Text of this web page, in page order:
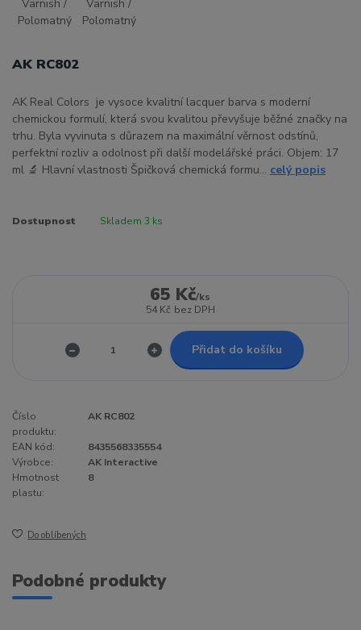
AK RC802
AK Real Colors je vysoce kvalitní lacquer barva s moderní
chemickou formulí, která svou kvalitou převyšuje běžné značky na
trhu. Byla vyvinuta s důrazem na maximální věrnost odstínů,
perfektní rozliv a odolnost při další modelářské práci. Objem: 17
ml 🔬 Hlavní vlastnosti Špičková chemická formu... celý popis
Dostupnost Skladem 3 ks
65 Kč/ks
54 Kč bez DPH
Přidat do košíku
Číslo
produktu:
AK RC802
EAN kód:
8435568335554
Výrobce:
AK Interactive
Hmotnost
plastu:
8
Do oblíbených
Podobné produkty